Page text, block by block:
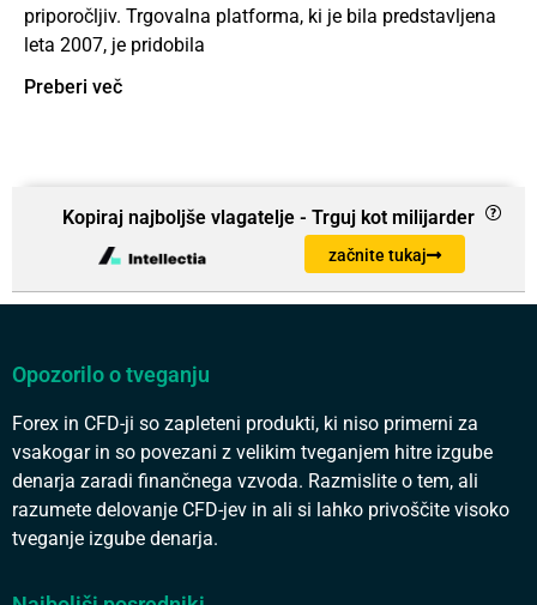
priporočljiv. Trgovalna platforma, ki je bila predstavljena
leta 2007, je pridobila
Preberi več
Kopiraj najboljše vlagatelje - Trguj kot milijarder
začnite tukaj
Opozorilo o tveganju
Forex in CFD-ji so zapleteni produkti, ki niso primerni za
vsakogar in so povezani z velikim tveganjem hitre izgube
denarja zaradi finančnega vzvoda. Razmislite o tem, ali
razumete delovanje CFD-jev in ali si lahko privoščite visoko
tveganje izgube denarja.